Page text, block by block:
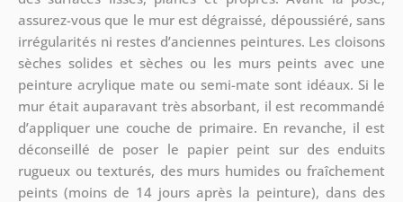
assurez-vous que le mur est dégraissé, dépoussiéré, sans
irrégularités ni restes d’anciennes peintures. Les cloisons
sèches solides et sèches ou les murs peints avec une
peinture acrylique mate ou semi-mate sont idéaux. Si le
mur était auparavant très absorbant, il est recommandé
d’appliquer une couche de primaire. En revanche, il est
déconseillé de poser le papier peint sur des enduits
rugueux ou texturés, des murs humides ou fraîchement
peints (moins de 14 jours après la peinture), dans des